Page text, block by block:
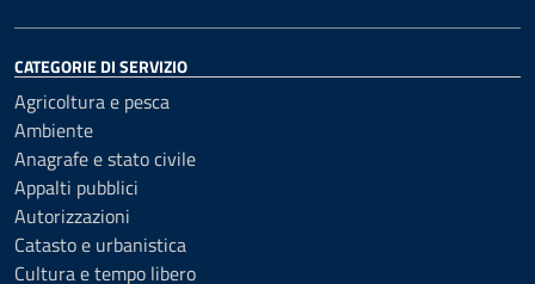
CATEGORIE DI SERVIZIO
Agricoltura e pesca
Ambiente
Anagrafe e stato civile
Appalti pubblici
Autorizzazioni
Catasto e urbanistica
Cultura e tempo libero